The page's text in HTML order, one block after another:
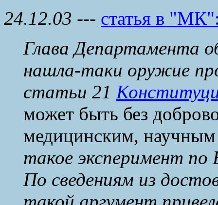
24.12.03 --- статья в
Глава Департамента
нашла-таки оружие
статьи 21
может быть без
медицинским,
такое эксперимент
По сведениям из